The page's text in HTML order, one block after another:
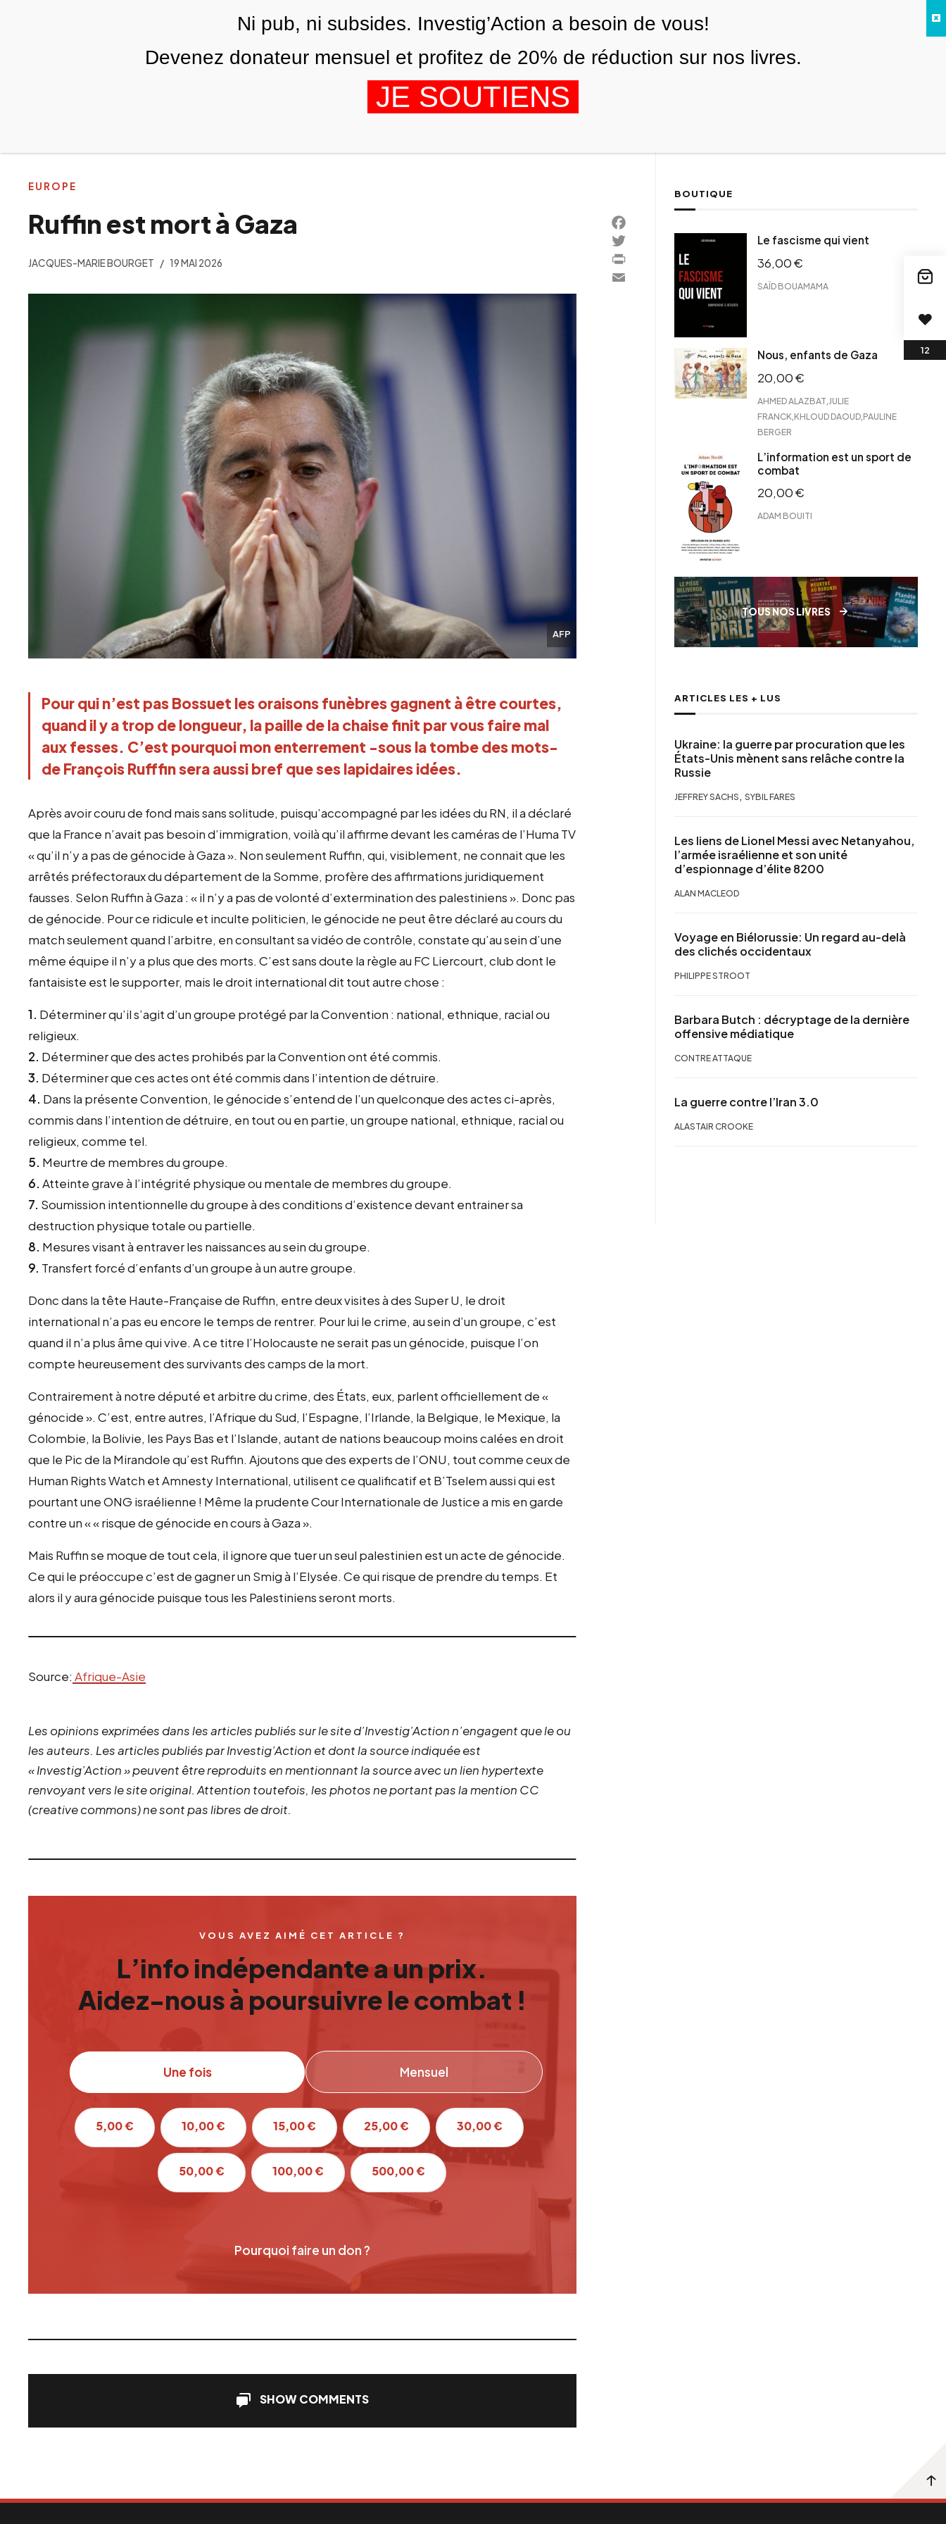
NOUS AGENDA
AFP
Ruffin est mort à Gaza
JACQUES-MARIE BOURGET 19 MAI 2026
Pour qui n’est pas Bossuet les oraisons funèbres gagnent à être courtes,
quand il y a trop de longueur, la paille de la chaise finit par vous faire mal
aux fesses. C’est pourquoi mon enterrement -sous la tombe des mots-
de François Rufffin sera aussi bref que ses lapidaires idées.
Après avoir couru de fond mais sans solitude, puisqu’accompagné par les idées du RN, il a déclaré
que la France n’avait pas besoin d’immigration, voilà qu’il affirme devant les caméras de l’Huma TV
« qu’il n’y a pas de génocide à Gaza ». Non seulement Ruffin, qui, visiblement, ne connait que les
arrêtés préfectoraux du département de la Somme, profère des affirmations juridiquement
fausses. Selon Ruffin à Gaza : « il n’y a pas de volonté d’extermination des palestiniens ». Donc pas
de génocide. Pour ce ridicule et inculte politicien, le génocide ne peut être déclaré au cours du
match seulement quand l’arbitre, en consultant sa vidéo de contrôle, constate qu’au sein d’une
même équipe il n’y a plus que des morts. C’est sans doute la règle au FC Liercourt, club dont le
fantaisiste est le supporter, mais le droit international dit tout autre chose :
1. Déterminer qu’il s’agit d’un groupe protégé par la Convention : national, ethnique, racial ou
religieux.
2. Déterminer que des actes prohibés par la Convention ont été commis.
3. Déterminer que ces actes ont été commis dans l’intention de détruire.
4. Dans la présente Convention, le génocide s’entend de l’un quelconque des actes ci-après,
commis dans l’intention de détruire, en tout ou en partie, un groupe national, ethnique, racial ou
religieux, comme tel.
5. Meurtre de membres du groupe.
6. Atteinte grave à l’intégrité physique ou mentale de membres du groupe.
7. Soumission intentionnelle du groupe à des conditions d’existence devant entrainer sa
destruction physique totale ou partielle.
8. Mesures visant à entraver les naissances au sein du groupe.
9. Transfert forcé d’enfants d’un groupe à un autre groupe.
Donc dans la tête Haute-Française de Ruffin, entre deux visites à des Super U, le droit
international n’a pas eu encore le temps de rentrer. Pour lui le crime, au sein d’un groupe, c’est
quand il n’a plus âme qui vive. A ce titre l’Holocauste ne serait pas un génocide, puisque l’on
compte heureusement des survivants des camps de la mort.
Contrairement à notre député et arbitre du crime, des États, eux, parlent officiellement de «
génocide ». C’est, entre autres, l’Afrique du Sud, l’Espagne, l’Irlande, la Belgique, le Mexique, la
Colombie, la Bolivie, les Pays Bas et l’Islande, autant de nations beaucoup moins calées en droit
que le Pic de la Mirandole qu’est Ruffin. Ajoutons que des experts de l’ONU, tout comme ceux de
Human Rights Watch et Amnesty International, utilisent ce qualificatif et B’Tselem aussi qui est
pourtant une ONG israélienne ! Même la prudente Cour Internationale de Justice a mis en garde
contre un « « risque de génocide en cours à Gaza ».
Mais Ruffin se moque de tout cela, il ignore que tuer un seul palestinien est un acte de génocide.
Ce qui le préoccupe c’est de gagner un Smig à l’Elysée. Ce qui risque de prendre du temps. Et
alors il y aura génocide puisque tous les Palestiniens seront morts.
Source: Afrique-Asie
EUROPE
Les opinions exprimées dans les articles publiés sur le site d’Investig’Action n’engagent que le ou
les auteurs. Les articles publiés par Investig’Action et dont la source indiquée est
« Investig’Action » peuvent être reproduits en mentionnant la source avec un lien hypertexte
renvoyant vers le site original. Attention toutefois, les photos ne portant pas la mention CC
(creative commons) ne sont pas libres de droit.
VOUS AVEZ AIMÉ CET ARTICLE ?
L’info indépendante a un prix.
Aidez-nous à poursuivre le combat !
Une fois Mensuel
5,00 € 10,00 € 15,00 € 25,00 € 30,00 €
50,00 € 100,00 € 500,00 €
Pourquoi faire un don ?
Facebook
Twitter
PrintFriendly
Email
SHOW COMMENTS
BOUTIQUE
Le fascisme qui vient
36,00€
SAÏD BOUAMAMA
Nous, enfants de Gaza
20,00€
AHMED ALAZBAT JULIE
FRANCK KHLOUD DAOUD PAULINE
BERGER
L’information est un sport de
combat
20,00€
ADAM BOUITI
TOUS NOS LIVRES
ARTICLES LES + LUS
Ukraine: la guerre par procuration que les
États-Unis mènent sans relâche contre la
Russie
JEFFREY SACHS , SYBIL FARES
Les liens de Lionel Messi avec Netanyahou,
l’armée israélienne et son unité
d’espionnage d’élite 8200
ALAN MACLEOD
Voyage en Biélorussie: Un regard au-delà
des clichés occidentaux
PHILIPPE STROOT
Barbara Butch : décryptage de la dernière
offensive médiatique
CONTRE ATTAQUE
La guerre contre l’Iran 3.0
ALASTAIR CROOKE
Ni pub, ni subsides. Investig’Action a besoin de vous!
Devenez donateur mensuel et profitez de 20% de réduction sur nos livres.
JE SOUTIENS